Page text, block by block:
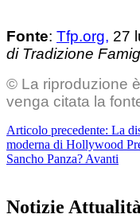
Fonte: Tfp.org, 27
di Tradizione
© La riproduzione
venga citata la
Articolo precedente: La
moderna di Hollywood
Sancho Panza? Avanti
Notizie Attualità